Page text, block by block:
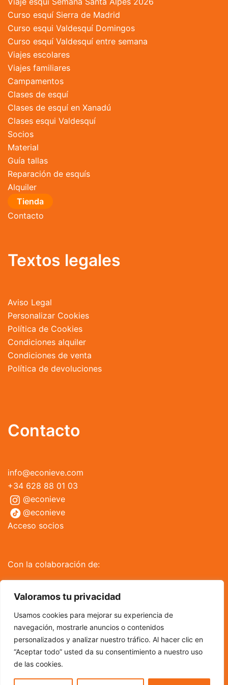
Valoramos tu privacidad
Usamos cookies para mejorar su experiencia de
navegación, mostrarle anuncios o contenidos
personalizados y analizar nuestro tráfico. Al hacer clic en
“Aceptar todo” usted da su consentimiento a nuestro uso
de las cookies.
producto
Curso esquí Sierra de Madrid
Curso esqui Valdesquí Domingos
Curso esquí Valdesquí entre semana
Viajes escolares
Viajes familiares
Campamentos
Clases de esquí
Clases de esquí en Xanadú
Clases esqui Valdesquí
Socios
Material
Guía tallas
Reparación de esquís
Alquiler
Tienda
Contacto
Textos legales
Aviso Legal
Personalizar Cookies
Política de Cookies
Condiciones alquiler
Condiciones de venta
Política de devoluciones
Contacto
info@econieve.com
+34 628 88 01 03
@econieve
@econieve
Acceso socios
Con la colaboración de: